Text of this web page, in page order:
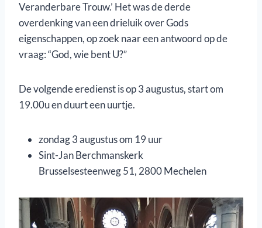
Veranderbare Trouw.’ Het was de derde
overdenking van een drieluik over Gods
eigenschappen, op zoek naar een antwoord op de
vraag: “God, wie bent U?”
De volgende eredienst is op 3 augustus, start om
19.00u en duurt een uurtje.
zondag 3 augustus om 19 uur
Sint-Jan Berchmanskerk
Brusselsesteenweg 51, 2800 Mechelen